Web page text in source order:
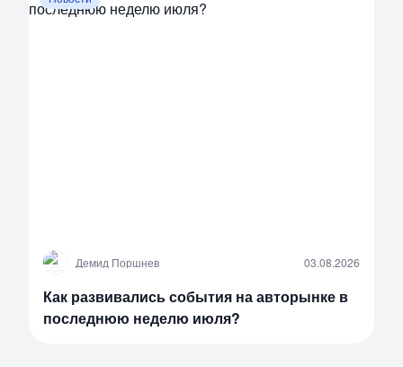
Д Демид Поршнев 03.08.2026
Как развивались события на авторынке в
последнюю неделю июля?